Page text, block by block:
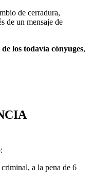
de cerradura,
de un mensaje de
los todavía cónyuges,
a la pena de 6